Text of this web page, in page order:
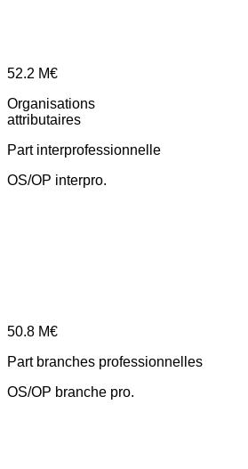
52.2 M€
Organisations
attributaires
Part interprofessionnelle
OS/OP interpro.
50.8 M€
Part branches professionnelles
OS/OP branche pro.